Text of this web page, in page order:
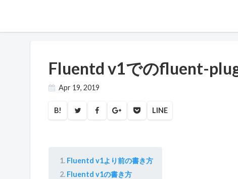
Fluentd v1でのfluent-
Apr 19, 2019
B! LINE
Fluentd v1より前の書き方
Fluentd v1の書き方